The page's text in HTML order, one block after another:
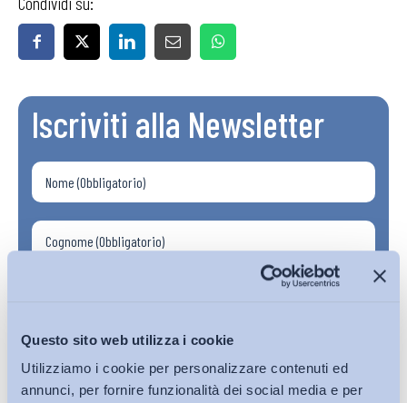
Questo sito web utilizza i cookie
Utilizziamo i cookie per personalizzare contenuti ed
annunci, per fornire funzionalità dei social media e per
Iscriviti alla Newsletter